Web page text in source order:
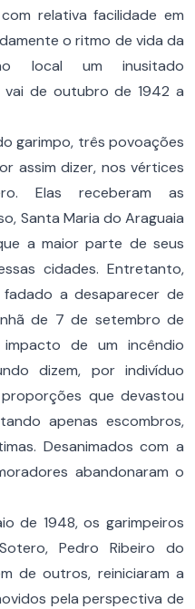
relativa facilidade em
o ritmo de vida da
local um inusitado
de outubro de 1942 a
garimpo, três povoações
assim dizer, nos vértices
Elas receberam as
Santa Maria do Araguaia
a maior parte de seus
cidades. Entretanto,
a desaparecer de
de 7 de setembro de
de um incêndio
dizem, por indivíduo
que devastou
apenas escombros,
Desanimados com a
abandonaram o
de 1948, os garimpeiros
Pedro Ribeiro do
de outros, reiniciaram a
pela perspectiva de